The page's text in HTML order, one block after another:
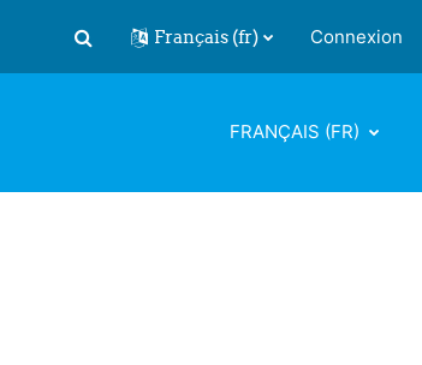
Activer/désactiver la saisie de
Français ‎(fr)‎ Connexion
FRANÇAIS ‎(FR)‎